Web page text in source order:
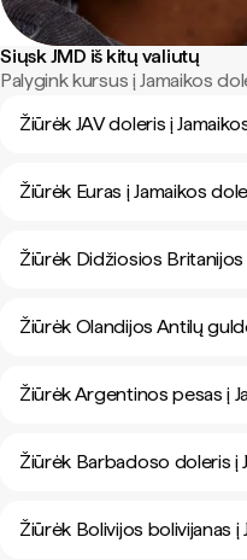
Siųsk JMD iš kitų valiutų
Palygink kursus į Jamaikos
Žiūrėk JAV doleris į
Žiūrėk Euras į Jamaikos
Žiūrėk Didžiosios
Žiūrėk Olandijos Antilų
Žiūrėk Argentinos pesas į
Žiūrėk Barbadoso doleris į
Žiūrėk Bolivijos bolivijanas